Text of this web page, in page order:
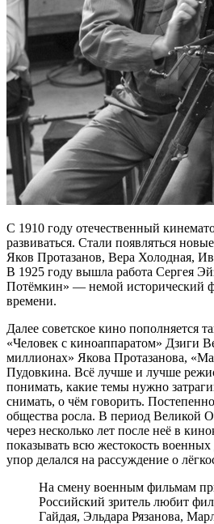
С 1910 году отечественный
развиваться. Стали появляться
Яков Протазанов, Вера Холодная,
В 1925 году вышла работа Сергея
Потёмкин» — немой исторический
времени.
Далее советское кино пополняется
«Человек с киноаппаратом» Дзиги
миллионах» Якова Протазанова,
Пудовкина. Всё лучше и лучше
понимать, какие темы нужно
снимать, о чём говорить.
общества росла. В период Великой
через несколько лет после неё в
показывать всю жестокость
упор делался на рассуждение о
На смену военным фильмам
Российский зритель любит
Гайдая, Эльдара Рязанова,